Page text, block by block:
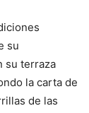
su
su terraza
la carta de
de las